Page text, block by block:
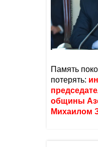
Память
потерять:
общины
Михаилом